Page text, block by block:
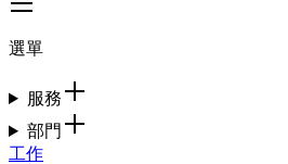
選單
服務
部門
工作